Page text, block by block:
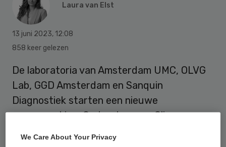
Laura van Elst
13 juni 2023, 12:08
858 keer gelezen
De laboratoria van Amsterdam UMC, OLVG
Lab, GGD Amsterdam en Sanquin
Diagnostiek starten een nieuwe
samenwerking. Onder de naam Glia
We Care About Your Privacy